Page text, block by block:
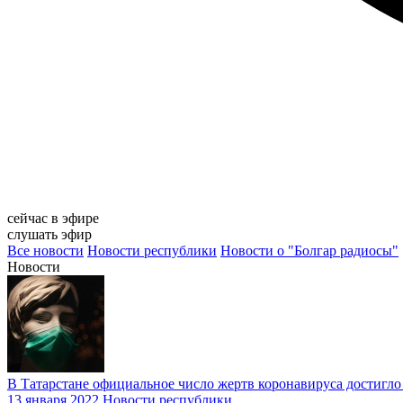
сейчас в эфире
слушать эфир
Все новости Новости республики Новости о "Болгар радиосы"
Новости
В Татарстане официальное число жертв коронавируса